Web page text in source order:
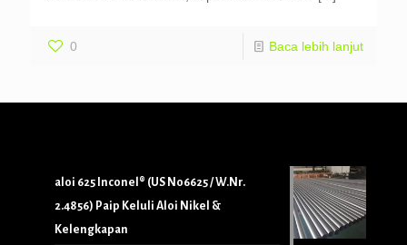
0 Baca lebih lanjut
aloi 625 Inconel® (US N06625 / W.Nr.
2.4856) Paip Keluli Aloi Nikel &
Kelengkapan